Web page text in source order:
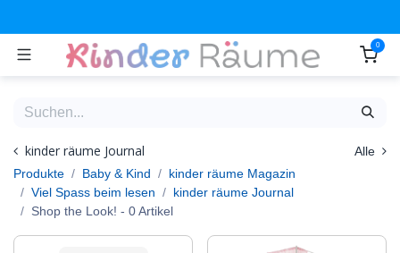
0
kinder räume Journal
Alle
Produkte
Baby & Kind
kinder räume Magazin
Viel Spass beim lesen
kinder räume Journal
Shop the Look! - 0 Artikel